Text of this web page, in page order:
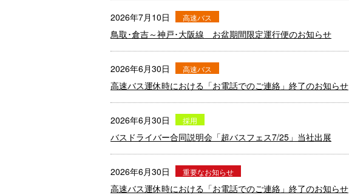
2026年7月10日 高速バス
鳥取･倉吉～神戸･大阪線 お盆期間限定運行便のお知らせ
2026年6月30日 高速バス
高速バス運休時における「お電話でのご連絡」終了のお知らせ
2026年6月30日 採用
バスドライバー合同説明会「超バスフェス7/25」当社出展
2026年6月30日 重要なお知らせ
高速バス運休時における「お電話でのご連絡」終了のお知らせ